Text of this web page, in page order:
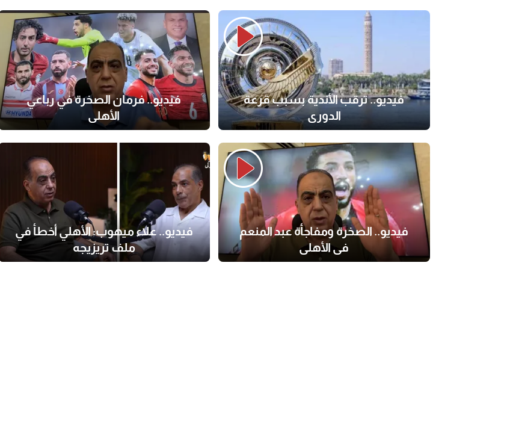
فيديو.. ترقب الأندية بسبب قرعة
الدوري
فيديو.. فرمان الصخرة في رباعي
الأهلي
فيديو.. الصخرة ومفاجأة عبد المنعم
في الأهلي
فيديو.. علاء ميهوب: الأهلي أخطأ في
ملف تريزيجه